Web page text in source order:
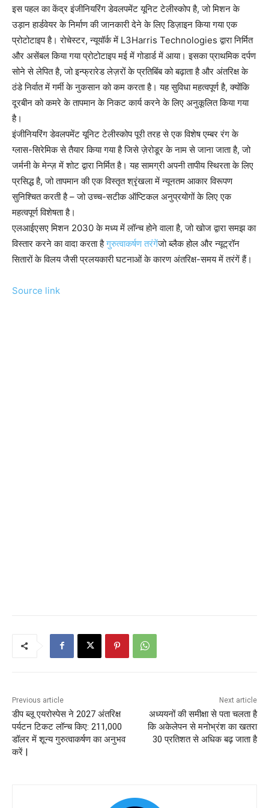
इस पहल का केंद्र इंजीनियरिंग डेवलपमेंट यूनिट टेलीस्कोप है, जो मिशन के
उड़ान हार्डवेयर के निर्माण की जानकारी देने के लिए डिज़ाइन किया गया एक
प्रोटोटाइप है। रोचेस्टर, न्यूयॉर्क में L3Harris Technologies द्वारा निर्मित
और असेंबल किया गया प्रोटोटाइप मई में गोडार्ड में आया। इसका प्राथमिक दर्पण
सोने से लेपित है, जो इन्फ्रारेड लेज़रों के प्रतिबिंब को बढ़ाता है और अंतरिक्ष के
ठंडे निर्वात में गर्मी के नुकसान को कम करता है। यह सुविधा महत्वपूर्ण है, क्योंकि
दूरबीन को कमरे के तापमान के निकट कार्य करने के लिए अनुकूलित किया गया
है।
इंजीनियरिंग डेवलपमेंट यूनिट टेलीस्कोप पूरी तरह से एक विशेष एम्बर रंग के
ग्लास-सिरेमिक से तैयार किया गया है जिसे ज़ेरोडूर के नाम से जाना जाता है, जो
जर्मनी के मेन्ज़ में शोट द्वारा निर्मित है। यह सामग्री अपनी तापीय स्थिरता के लिए
प्रसिद्ध है, जो तापमान की एक विस्तृत श्रृंखला में न्यूनतम आकार विरूपण
सुनिश्चित करती है – जो उच्च-सटीक ऑप्टिकल अनुप्रयोगों के लिए एक
महत्वपूर्ण विशेषता है।
एलआईएसए मिशन 2030 के मध्य में लॉन्च होने वाला है, जो खोज द्वारा समझ का
विस्तार करने का वादा करता हैगुरुत्वाकर्षण तरंगेंजो ब्लैक होल और न्यूट्रॉन
सितारों के विलय जैसी प्रलयकारी घटनाओं के कारण अंतरिक्ष-समय में तरंगें हैं।
Source link
Previous article
डीप ब्लू एयरोस्पेस ने 2027 अंतरिक्ष
पर्यटन टिकट लॉन्च किए: 211,000
डॉलर में शून्य गुरुत्वाकर्षण का अनुभव
करें |
Next article
अध्ययनों की समीक्षा से पता चलता है
कि अकेलेपन से मनोभ्रंश का खतरा
30 प्रतिशत से अधिक बढ़ जाता है